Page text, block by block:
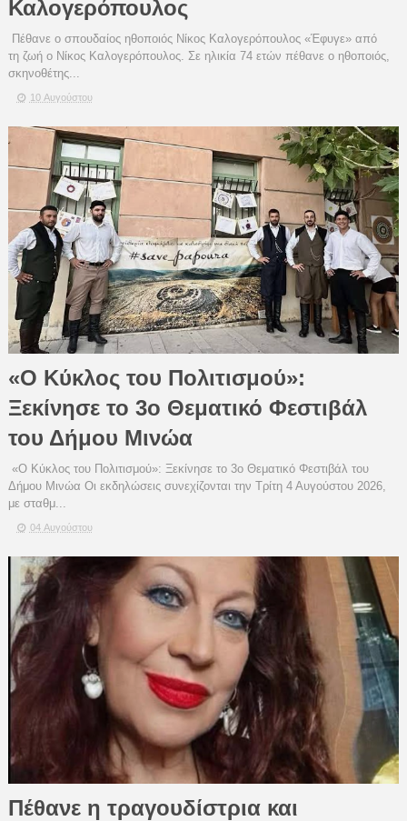
Καλογερόπουλος
Πέθανε ο σπουδαίος ηθοποιός Νίκος Καλογερόπουλος «Έφυγε» από
τη ζωή ο Νίκος Καλογερόπουλος. Σε ηλικία 74 ετών πέθανε ο ηθοποιός,
σκηνοθέτης...
10 Αυγούστου
«Ο Κύκλος του Πολιτισμού»:
Ξεκίνησε το 3ο Θεματικό Φεστιβάλ
του Δήμου Μινώα
«Ο Κύκλος του Πολιτισμού»: Ξεκίνησε το 3ο Θεματικό Φεστιβάλ του
Δήμου Μινώα Οι εκδηλώσεις συνεχίζονται την Τρίτη 4 Αυγούστου 2026,
με σταθμ...
04 Αυγούστου
Πέθανε η τραγουδίστρια και